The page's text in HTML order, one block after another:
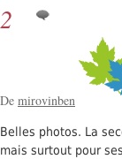
2
De mirovinben
Belles photos. La
mais surtout pour